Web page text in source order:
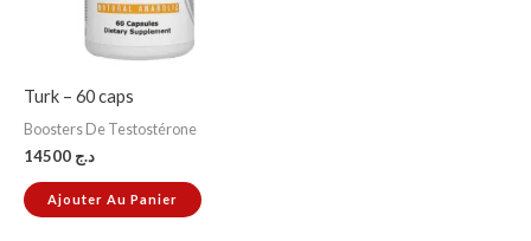
Turk – 60 caps
Boosters De Testostérone
د.ج
Ajouter Au Panier